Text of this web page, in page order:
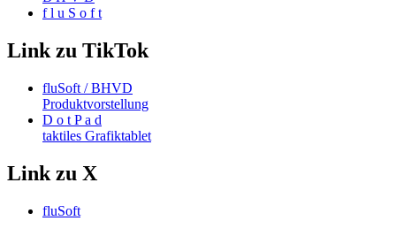
f l u S o f t
Link zu TikTok
fluSoft / BHVD
Produktvorstellung
D o t P a d
taktiles Grafiktablet
Link zu X
fluSoft